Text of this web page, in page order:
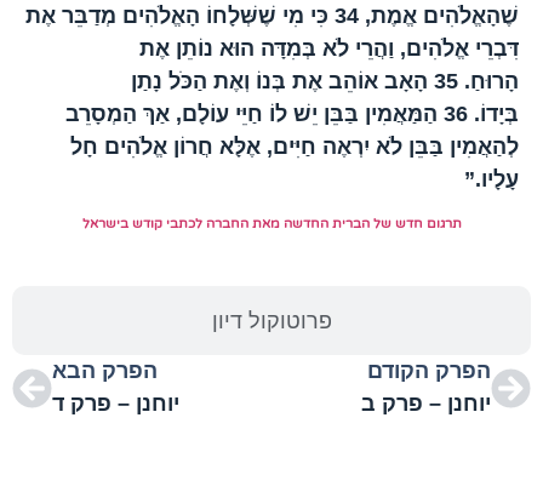
פרוטוקול דיון
שֶׁהָאֱלֹהִים אֱמֶת, 34 כִּי מִי שֶׁשְּׁלָחוֹ הָאֱלֹהִים מְדַבֵּר אֶת
דִּבְרֵי אֱלֹהִים, וַהֲרֵי לֹא בְּמִדָּה הוּא נוֹתֵן אֶת
הָרוּחַ. 35 הָאָב אוֹהֵב אֶת בְּנוֹ וְאֶת הַכֹּל נָתַן
בְּיָדוֹ. 36 הַמַּאֲמִין בַּבֵּן יֵשׁ לוֹ חַיֵּי עוֹלָם, אַךְ הַמְסָרֵב
לְהַאֲמִין בַּבֵּן לֹא יִרְאֶה חַיִּים, אֶלָּא חֲרוֹן אֱלֹהִים חָל
עָלָיו.”
תרגום חדש של הברית החדשה מאת החברה לכתבי קודש בישראל
הפרק הקודם
יוחנן – פרק ב
הפרק הבא
יוחנן – פרק ד